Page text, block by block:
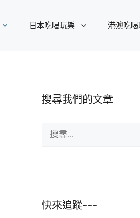
日本吃喝玩樂 港澳吃
搜尋我們的文章
尋:
快來追蹤~~~